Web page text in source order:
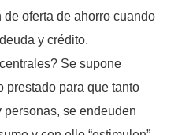
oferta de ahorro cuando
y crédito.
Se supone
prestado para que tanto
se endeuden